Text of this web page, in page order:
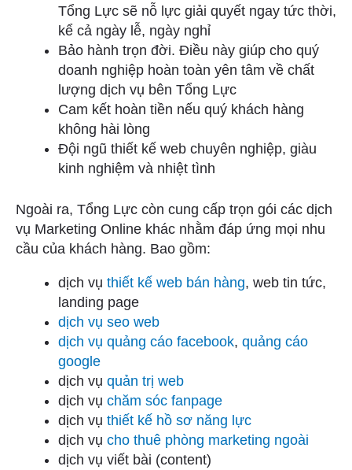
Tổng Lực sẽ nỗ lực giải quyết ngay tức thời,
kể cả ngày lễ, ngày nghỉ
Bảo hành trọn đời. Điều này giúp cho quý
doanh nghiệp hoàn toàn yên tâm về chất
lượng dịch vụ bên Tổng Lực
Cam kết hoàn tiền nếu quý khách hàng
không hài lòng
Đội ngũ thiết kế web chuyên nghiệp, giàu
kinh nghiệm và nhiệt tình
Ngoài ra, Tổng Lực còn cung cấp trọn gói các dịch
vụ Marketing Online khác nhằm đáp ứng mọi nhu
cầu của khách hàng. Bao gồm:
dịch vụ thiết kế web bán hàng, web tin tức,
landing page
dịch vụ seo web
dịch vụ quảng cáo facebook, quảng cáo
google
dịch vụ quản trị web
dịch vụ chăm sóc fanpage
dịch vụ thiết kế hồ sơ năng lực
dịch vụ cho thuê phòng marketing ngoài
dịch vụ viết bài (content)